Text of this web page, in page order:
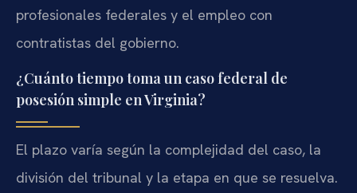
profesionales federales y el empleo con
contratistas del gobierno.
¿Cuánto tiempo toma un caso federal de
posesión simple en Virginia?
El plazo varía según la complejidad del caso, la
división del tribunal y la etapa en que se resuelva.